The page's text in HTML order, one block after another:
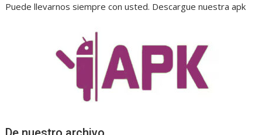
Puede llevarnos siempre con usted. Descargue nuestra apk